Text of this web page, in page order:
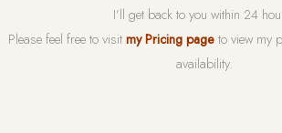
I’ll get back to you within 24
Please feel free to visit my Pricing page to view my
availability.